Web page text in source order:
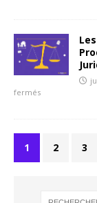
fermés
1 2 3